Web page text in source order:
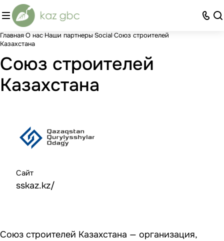
Главная О нас Наши партнеры Social Союз строителей
Казахстана
Союз строителей
Казахстана
Сайт
sskaz.kz/
Союз строителей Казахстана — организация,